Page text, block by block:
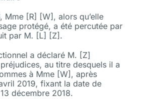
Mme [R] [W], alors qu’elle
protégé, a été percutée par
par M. [L] [Z].
a déclaré M. [Z]
au titre desquels il a
à Mme [W], après
2019, fixant la date de
décembre 2018.